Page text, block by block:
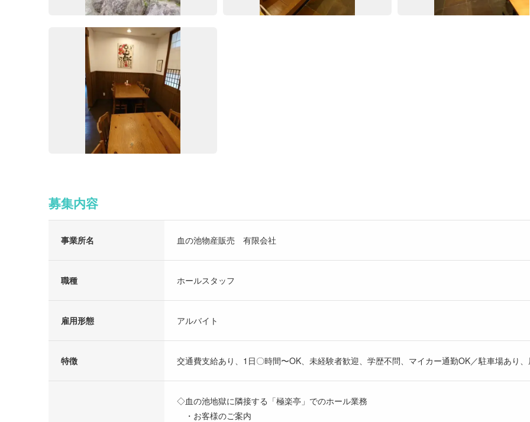
募集内容
事業所名 血の池物産販売 有限会社
職種 ホールスタッフ
雇用形態 アルバイト
特徴 交通費支給あり、1日〇時間〜OK、未経験者歓迎、学歴不問、マイカー通勤OK／駐車場あり
◇血の池地獄に隣接する「極楽亭」でのホール業務
・お客様のご案内